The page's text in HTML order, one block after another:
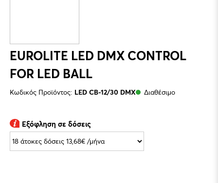
EUROLITE LED DMX CONTROL
FOR LED BALL
Κωδικός Προϊόντος: LED CB-12/30 DMX Διαθέσιμο
Εξόφληση σε δόσεις